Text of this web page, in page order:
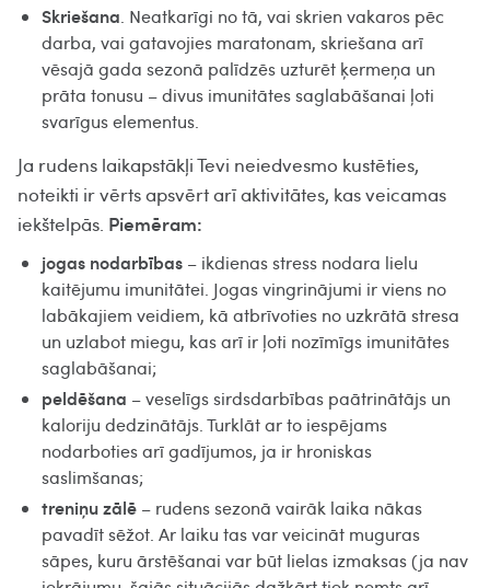
Skriešana. Neatkarīgi no tā, vai skrien vakaros pēc
darba, vai gatavojies maratonam, skriešana arī
vēsajā gada sezonā palīdzēs uzturēt ķermeņa un
prāta tonusu – divus imunitātes saglabāšanai ļoti
svarīgus elementus.
Ja rudens laikapstākļi Tevi neiedvesmo kustēties,
noteikti ir vērts apsvērt arī aktivitātes, kas veicamas
iekštelpās. Piemēram:
jogas nodarbības – ikdienas stress nodara lielu
kaitējumu imunitātei. Jogas vingrinājumi ir viens no
labākajiem veidiem, kā atbrīvoties no uzkrātā stresa
un uzlabot miegu, kas arī ir ļoti nozīmīgs imunitātes
saglabāšanai;
peldēšana – veselīgs sirdsdarbības paātrinātājs un
kaloriju dedzinātājs. Turklāt ar to iespējams
nodarboties arī gadījumos, ja ir hroniskas
saslimšanas;
treniņu zālē – rudens sezonā vairāk laika nākas
pavadīt sēžot. Ar laiku tas var veicināt muguras
sāpes, kuru ārstēšanai var būt lielas izmaksas (ja nav